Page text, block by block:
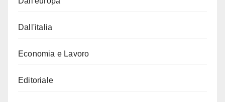
Dall'italia
Economia e Lavoro
Editoriale